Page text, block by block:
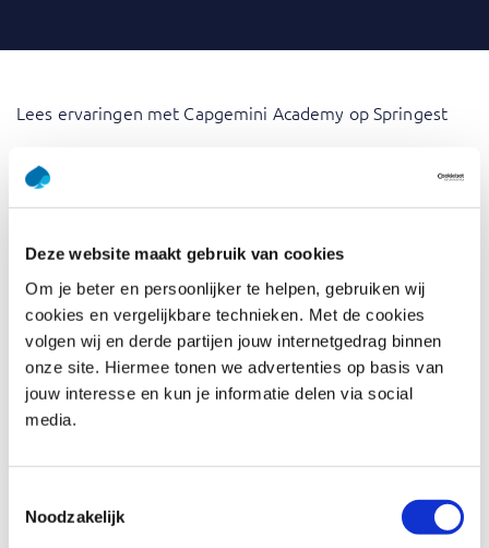
Deze website maakt gebruik van cookies
Om je beter en persoonlijker te helpen, gebruiken wij
cookies en vergelijkbare technieken. Met de cookies
volgen wij en derde partijen jouw internetgedrag binnen
onze site. Hiermee tonen we advertenties op basis van
jouw interesse en kun je informatie delen via social
media.
Noodzakelijk
Lees ervaringen met Capgemini Academy op Springest
Wat is Data Security en Privacy
Organisatie
Het belang van data en de daaruit voortvloeiende waarde
wordt voor organisaties steeds duidelijker. Met de
introductie van de AVG is de aandacht voor
databeveiliging en dataprivacy gegroeid. Deze training is
gericht op het maximaliseren van de waarde van data en
balans tussen AVG en je informatiebehoeften te vinden,
begrijpt hoe je gegevenstoegang aan werknemers kunt
verlenen, persoonsgegevens binnen data stromen kunt